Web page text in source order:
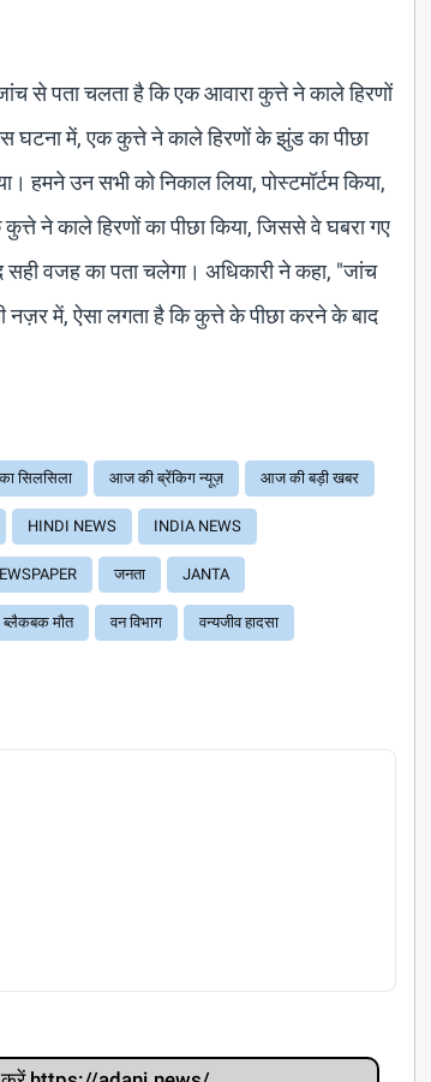
से पता चलता है कि एक आवारा कुत्ते ने काले हिरणों
घटना में, एक कुत्ते ने काले हिरणों के झुंड का पीछा
हमने उन सभी को निकाल लिया, पोस्टमॉर्टम किया,
ने काले हिरणों का पीछा किया, जिससे वे घबरा गए
वजह का पता चलेगा। अधिकारी ने कहा, "जांच
नज़र में, ऐसा लगता है कि कुत्ते के पीछा करने के बाद
सिलसिला आज की ब्रेंकिग न्यूज़ आज की बड़ी खबर
HINDI NEWS INDIA NEWS
जनता JANTA
ब्लैकबक मौत वन विभाग वन्यजीव हादसा